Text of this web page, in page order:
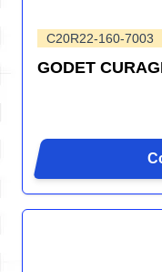
C20R22-160-7003
GODET